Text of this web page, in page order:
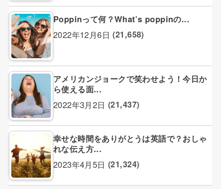
Poppinって何？What’s poppinの...
2022年12月6日 (21,658)
アメリカンジョークで笑わせよう！今日か
ら使える面...
2022年3月2日 (21,437)
幸せな時間をありがとうは英語で？おしゃ
れな伝え方...
2023年4月5日 (21,324)